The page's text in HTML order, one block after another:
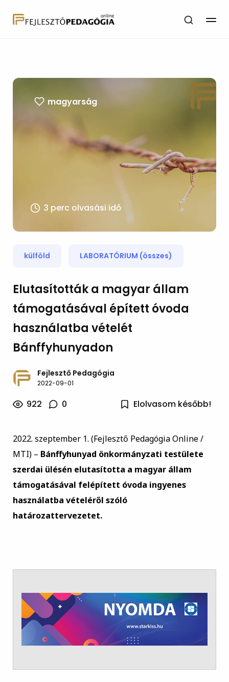
magyarság
3 perc olvasási idő
külföld LABORATÓRIUM (összes)
Elutasították a magyar állam
támogatásával épített óvoda
használatba vételét
Bánffyhunyadon
Fejlesztő Pedagógia
2022-09-01
922 0 Elolvasom később!
2022. szeptember 1. (Fejlesztő Pedagógia Online /
MTI) – Bánffyhunyad önkormányzati testülete
szerdai ülésén elutasította a magyar állam
támogatásával felépített óvoda ingyenes
használatba vételéről szóló
határozattervezetet.